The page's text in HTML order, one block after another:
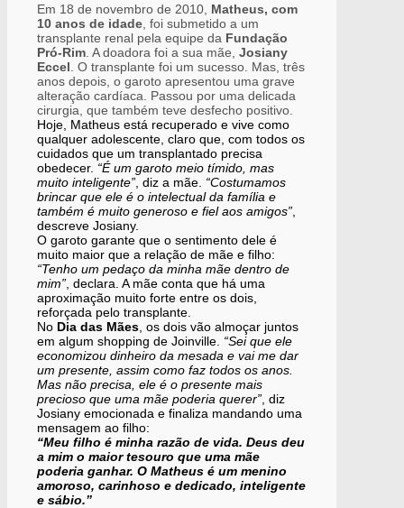
Em 18 de novembro de 2010, Matheus, com
10 anos de idade , foi submetido a um
transplante renal pela equipe da Fundação
Pró-Rim . A doadora foi a sua mãe, Josiany
Eccel . O transplante foi um sucesso. Mas, três
anos depois, o garoto apresentou uma grave
alteração cardíaca. Passou por uma delicada
cirurgia, que também teve desfecho positivo.
Hoje, Matheus está recuperado e vive como
qualquer adolescente, claro que, com todos os
cuidados que um transplantado precisa
obedecer. “É um garoto meio tímido, mas
muito inteligente” , diz a mãe. “Costumamos
brincar que ele é o intelectual da família e
também é muito generoso e fiel aos amigos”
descreve Josiany.
O garoto garante que o sentimento dele é
muito maior que a relação de mãe e filho:
“Tenho um pedaço da minha mãe dentro de
mim” , declara. A mãe conta que há uma
aproximação muito forte entre os dois,
reforçada pelo transplante.
No Dia das Mães , os dois vão almoçar juntos
em algum shopping de Joinville. “Sei que ele
economizou dinheiro da mesada e vai me dar
um presente, assim como faz todos os anos.
Mas não precisa, ele é o presente mais
precioso que uma mãe poderia querer” , diz
Josiany emocionada e finaliza mandando uma
mensagem ao filho:
“Meu filho é minha razão de vida. Deus deu
a mim o maior tesouro que uma mãe
poderia ganhar. O Matheus é um menino
amoroso, carinhoso e dedicado, inteligente
e sábio.”